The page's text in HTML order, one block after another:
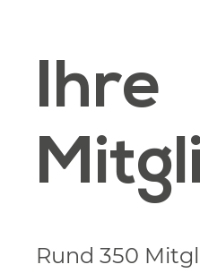
Ihre
Rund 350